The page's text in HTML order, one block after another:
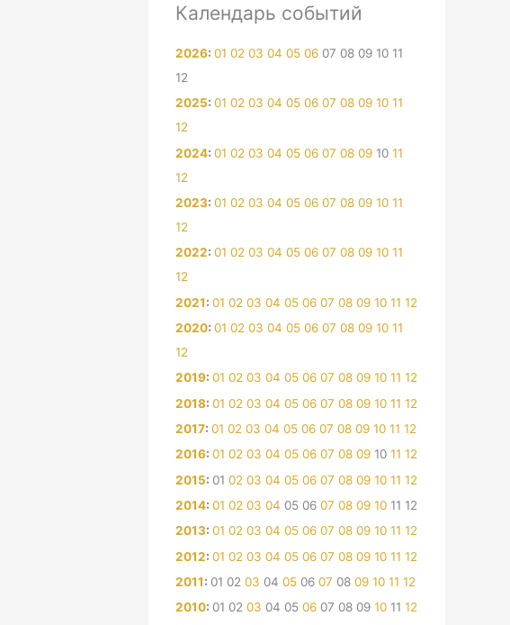
Календарь событий
2026: 01 02 03 04 05 06 07 08 09 10 11
12
2025: 01 02 03 04 05 06 07 08 09 10 11
12
2024: 01 02 03 04 05 06 07 08 09 10 11
12
2023: 01 02 03 04 05 06 07 08 09 10 11
12
2022: 01 02 03 04 05 06 07 08 09 10 11
12
2021: 01 02 03 04 05 06 07 08 09 10 11 12
2020: 01 02 03 04 05 06 07 08 09 10 11
12
2019: 01 02 03 04 05 06 07 08 09 10 11 12
2018: 01 02 03 04 05 06 07 08 09 10 11 12
2017: 01 02 03 04 05 06 07 08 09 10 11 12
2016: 01 02 03 04 05 06 07 08 09 10 11 12
2015: 01 02 03 04 05 06 07 08 09 10 11 12
2014: 01 02 03 04 05 06 07 08 09 10 11 12
2013: 01 02 03 04 05 06 07 08 09 10 11 12
2012: 01 02 03 04 05 06 07 08 09 10 11 12
2011: 01 02 03 04 05 06 07 08 09 10 11 12
2010: 01 02 03 04 05 06 07 08 09 10 11 12